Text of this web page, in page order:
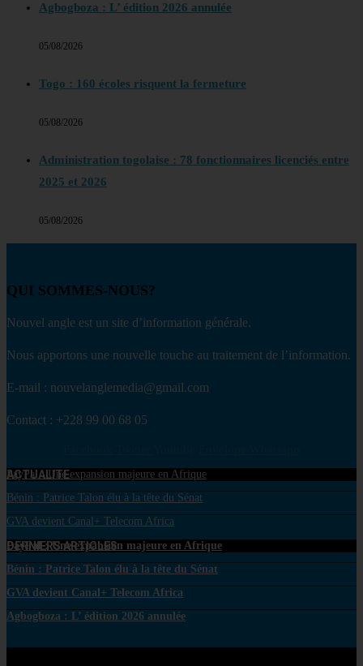
Agbogboza : L’ édition 2026 annulée
05/08/2026
Togo : 160 écoles risquent la fermeture
05/08/2026
Administration togolaise : 78 fonctionnaires licenciés entre
2025 et 2026
05/08/2026
QUI SOMMES-NOUS?
Nouvel angle est un site d’information générale.
Nous apportons une nouvelle touche au traitement de l’information.
E-mail : nouvelanglemedia@gmail.com
Contact : +228 99 00 68 05
ACTUALITE
PayPal : Une expansion majeure en Afrique
Bénin : Patrice Talon élu à la tête du Sénat
GVA devient Canal+ Telecom Africa
DERNIERS ARTICLES
PayPal : Une expansion majeure en Afrique
Bénin : Patrice Talon élu à la tête du Sénat
GVA devient Canal+ Telecom Africa
Agbogboza : L’ édition 2026 annulée